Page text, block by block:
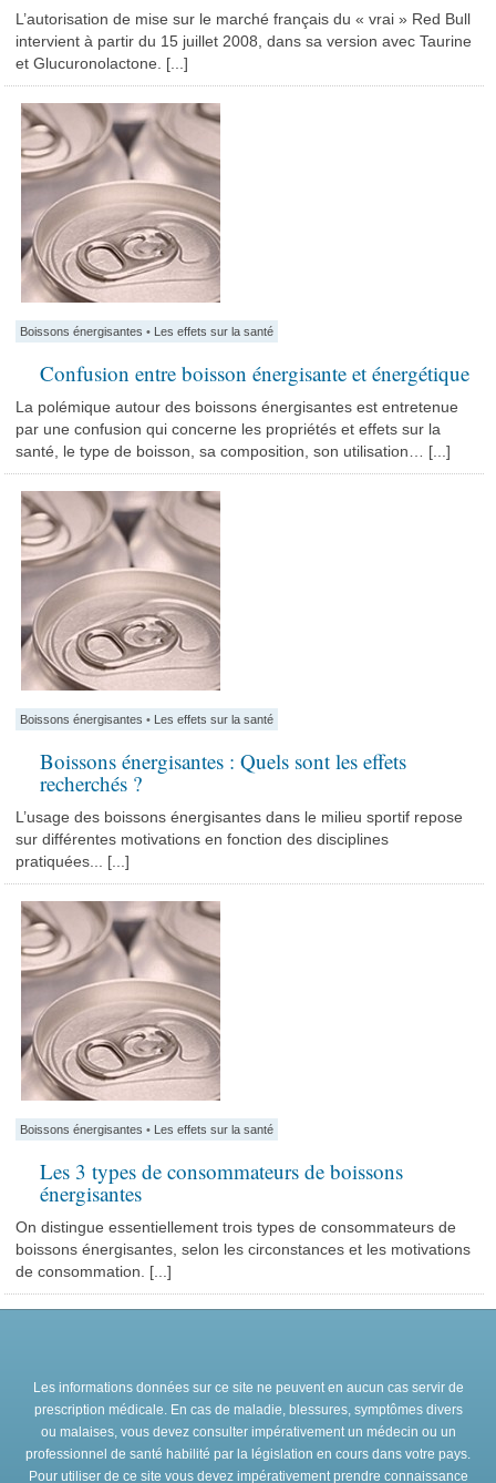
L’autorisation de mise sur le marché français du « vrai » Red Bull
intervient à partir du 15 juillet 2008, dans sa version avec Taurine
et Glucuronolactone. [...]
Boissons énergisantes • Les effets sur la santé
Confusion entre boisson énergisante et énergétique
La polémique autour des boissons énergisantes est entretenue
par une confusion qui concerne les propriétés et effets sur la
santé, le type de boisson, sa composition, son utilisation… [...]
Boissons énergisantes • Les effets sur la santé
Boissons énergisantes : Quels sont les effets
recherchés ?
L’usage des boissons énergisantes dans le milieu sportif repose
sur différentes motivations en fonction des disciplines
pratiquées... [...]
Boissons énergisantes • Les effets sur la santé
Les 3 types de consommateurs de boissons
énergisantes
On distingue essentiellement trois types de consommateurs de
boissons énergisantes, selon les circonstances et les motivations
de consommation. [...]
Les informations données sur ce site ne peuvent en aucun cas servir de
prescription médicale. En cas de maladie, blessures, symptômes divers
ou malaises, vous devez consulter impérativement un médecin ou un
professionnel de santé habilité par la législation en cours dans votre pays.
Pour utiliser de ce site vous devez impérativement prendre connaissance